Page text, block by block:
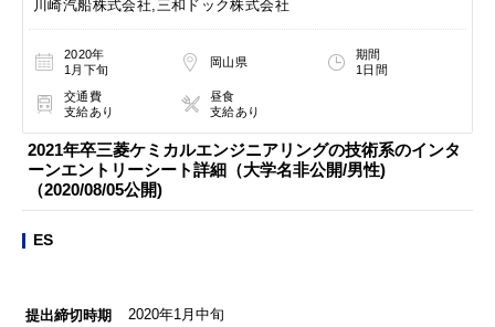
川崎汽船株式会社,三和ドック株式会社
2020年
1月下旬
岡山県
期間
1日間
交通費
支給あり
昼食
支給あり
2021年卒三菱ケミカルエンジニアリングの技術系のインタ
ーンエントリーシート詳細（大学名非公開/男性)
（2020/08/05公開)
ES
提出締切時期 2020年1月中旬